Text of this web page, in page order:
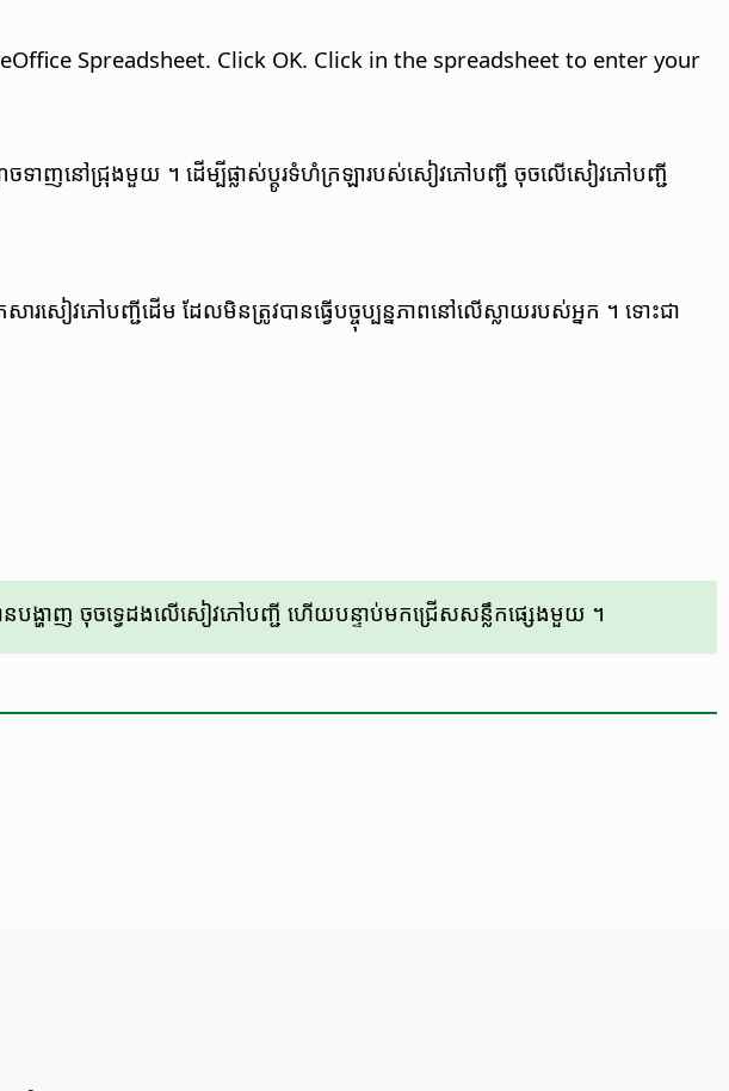
Spreadsheet. Click OK. Click in the spreadsheet to enter your
ទាញ​នៅ​ជ្រុង​មួយ​ ។ ដើម្បី​ផ្លាស់​ប្តូរ​ទំហំ​ក្រឡា​របស់​សៀវភៅ​បញ្ជី​ ចុច​លើ​សៀវភៅ​បញ្ជី​
សៀវភៅ​បញ្ជី​ដើម​ ដែល​មិន​ត្រូវ​បាន​ធ្វើ​បច្ចុប្បន្នភាព​នៅ​លើ​ស្លាយ​របស់​​អ្នក​ ។ ទោះ​ជា​
បង្ហាញ​ ចុច​ទ្វេ​ដង​លើ​សៀវភៅ​បញ្ជី​ ហើយ​បន្ទាប់​មក​ជ្រើស​សន្លឹក​ផ្សេង​មួយ​ ។